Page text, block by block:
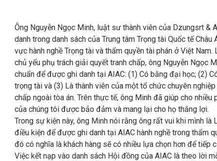
Ông Nguyễn Ngọc Minh, luật sư thành viên của Dzungsrt
danh trong danh sách của Trung tâm Trọng tài Quốc tế Châu
vực hành nghề Trọng tài và thẩm quyền tài phán ở Việt
chủ yếu phụ trách giải quyết tranh chấp, ông Nguyễn Ngọc
chuẩn để được ghi danh tại AIAC: (1) Có bằng đại học; (2)
trọng tài và (3) Là thành viên của một tổ chức chuyên
chấp ngoài tòa án. Trên thực tế, ông Minh đã giúp cho nhiều
của chúng tôi được bảo đảm và mang lại cho họ thắng lợi.
Trong sự kiện này, ông Minh nói rằng ông rất vui khi mình
điều kiện để được ghi danh tại AIAC hành nghề trong thẩm
đó có nghĩa là khách hàng sẽ có nhiều lựa chọn hơn để tiếp
Việc kết nạp vào danh sách Hội đồng của AIAC là theo lời